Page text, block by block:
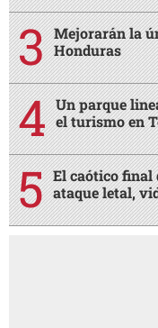
Mejorarán la
Honduras
Un parque
el turismo en
El caótico final
ataque letal,